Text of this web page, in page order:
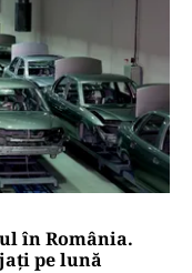
în România.
pe lună